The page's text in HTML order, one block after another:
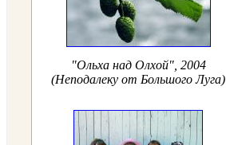
"Ольха над Олхой", 2004
(Неподалеку от Большого Луга)